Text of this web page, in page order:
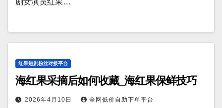
剧女演员红果…
红果短剧粉丝对接平台
海红果采摘后如何收藏_海红果保鲜技巧
2026年4月10日 全网低价自助下单平台